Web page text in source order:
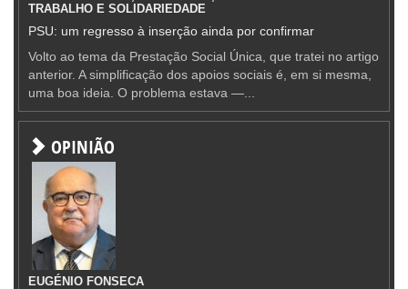
TRABALHO E SOLIDARIEDADE
PSU: um regresso à inserção ainda por confirmar
Volto ao tema da Prestação Social Única, que tratei no artigo
anterior. A simplificação dos apoios sociais é, em si mesma,
uma boa ideia. O problema estava —...
OPINIÃO
EUGÉNIO FONSECA